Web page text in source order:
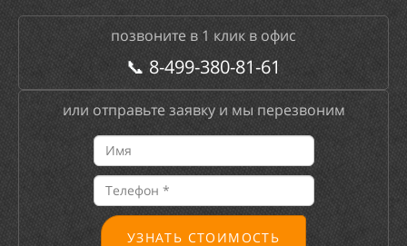
позвоните в 1 клик в офис
📞 8-499-380-81-61
или отправьте заявку и мы перезвоним
УЗНАТЬ СТОИМОСТЬ